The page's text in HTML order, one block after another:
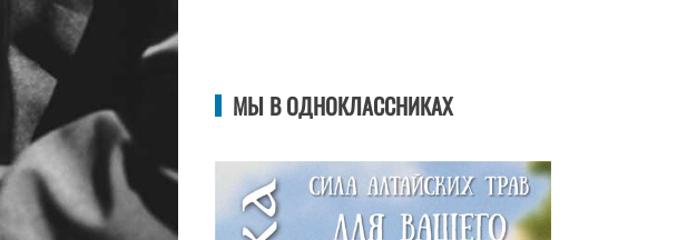
МЫ В ОДНОКЛАССНИКАХ